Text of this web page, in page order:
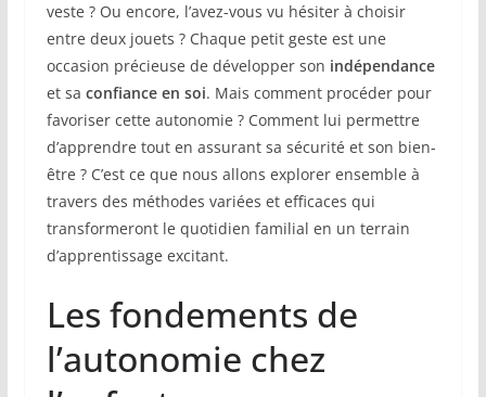
veste ? Ou encore, l’avez-vous vu hésiter à choisir
entre deux jouets ? Chaque petit geste est une
occasion précieuse de développer son indépendance
et sa confiance en soi. Mais comment procéder pour
favoriser cette autonomie ? Comment lui permettre
d’apprendre tout en assurant sa sécurité et son bien-
être ? C’est ce que nous allons explorer ensemble à
travers des méthodes variées et efficaces qui
transformeront le quotidien familial en un terrain
d’apprentissage excitant.
Les fondements de
l’autonomie chez